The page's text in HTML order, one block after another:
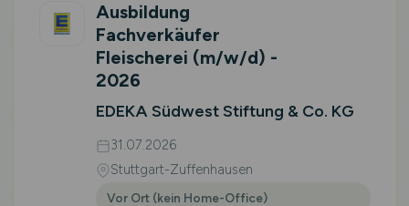
Ausbildung
Fachverkäufer
Fleischerei (m/w/d) -
2026
EDEKA Südwest Stiftung & Co. KG
31.07.2026
Stuttgart-Zuffenhausen
Vor Ort (kein Home-Office)